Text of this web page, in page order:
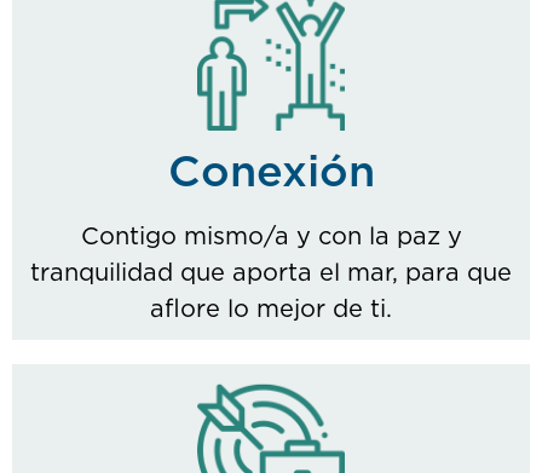
Conexión
Contigo mismo/a y con la paz y
tranquilidad que aporta el mar, para que
aflore lo mejor de ti.